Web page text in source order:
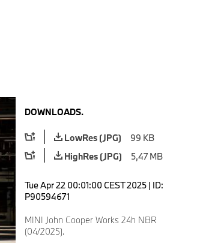
DOWNLOADS.
LowRes (JPG)
99 KB
HighRes (JPG)
5,47 MB
Tue Apr 22 00:01:00 CEST 2025 | ID:
P90594671
MINI John Cooper Works 24h NBR
(04/2025).